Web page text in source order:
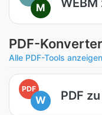
M
PDF-Konverter
Alle PDF-Tools
PDF
W PDF